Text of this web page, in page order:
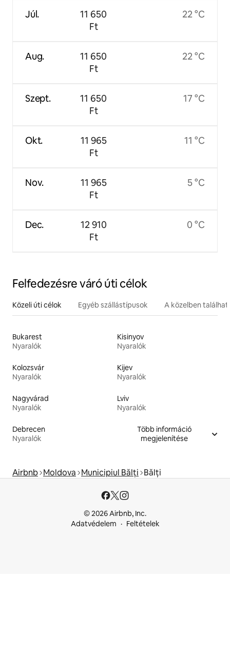
Júl.
Aug.
Szept.
Okt.
Nov.
Dec.
11 650
Ft
11 650
Ft
11 650
Ft
11 965
Ft
11 965
Ft
12 910
Ft
22 °C
22 °C
17 °C
11 °C
5 °C
0 °C
Felfedezésre váró úti célok
Közeli úti célok Egyéb szállástípusok A közelben
Bukarest
Nyaralók
Kisinyov
Nyaralók
Kolozsvár
Nyaralók
Kijev
Nyaralók
Nagyvárad
Nyaralók
Lviv
Nyaralók
Debrecen
Nyaralók
Több információ
megjelenítése
Airbnb Moldova Municipiul Bălți Bălți
© 2026 Airbnb, Inc.
Adatvédelem
Feltételek